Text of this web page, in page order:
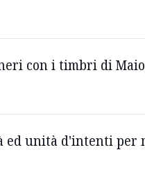
con i timbri di
ed unità d'intenti per